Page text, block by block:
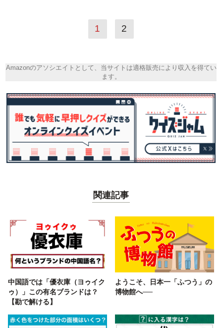
1 2
Amazonのアソシエイトとして、当サイトは適格販売により収入を得てい
ます。
関連記事
中国語では「優衣庫（ヨゥイク
ゥ）」この有名ブランドは？
【勘で解ける】
ようこそ、日本一「ふつう」の
博物館へ──